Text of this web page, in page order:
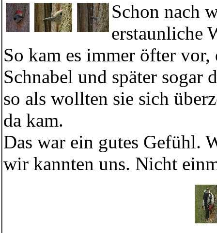
Schon nach
erstaunliche
So kam es immer öfter
Schnabel und später sogar
so als wollten sie sich
da kam.
Das war ein gutes Gefühl.
wir kannten uns. Nicht